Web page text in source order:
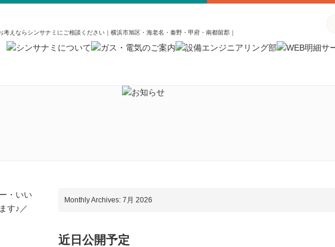
えならシンサナミにご相談ください｜横浜市旭区・海老名・秦野・甲府・南都留郡｜
Monthly Archives: 7月 2026
近日公開予定
・いい
す♪／